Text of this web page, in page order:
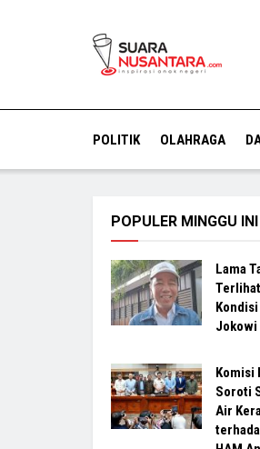
POLITIK OLAHRAGA
POPULER MINGGU INI
Lama
Jokowi
Komisi
Soroti
Air